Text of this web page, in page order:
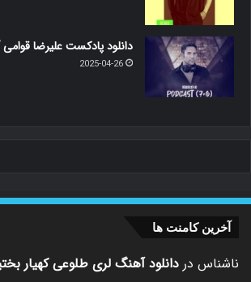
دانلود پادکست علیرضا قوامی 7 و 6 اپیزود 1
2025-04-26
آخرین کامنت ها
ناشناس در دانلود آهنگ لری طلوعی کهیار